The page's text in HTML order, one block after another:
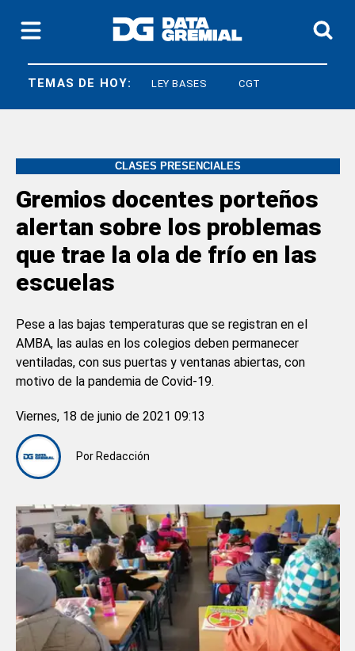
TEMAS DE HOY:
JUBILACIONES LEY BASES CGT
CLASES PRESENCIALES
Gremios docentes porteños
alertan sobre los problemas
que trae la ola de frío en las
escuelas
Pese a las bajas temperaturas que se registran en el
AMBA, las aulas en los colegios deben permanecer
ventiladas, con sus puertas y ventanas abiertas, con
motivo de la pandemia de Covid-19.
Por Redacción
Viernes, 18 de junio de 2021 09:13